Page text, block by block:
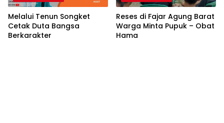
Melalui Tenun Songket
Cetak Duta Bangsa
Berkarakter
Reses di Fajar Agung Barat
Warga Minta Pupuk – Obat
Hama